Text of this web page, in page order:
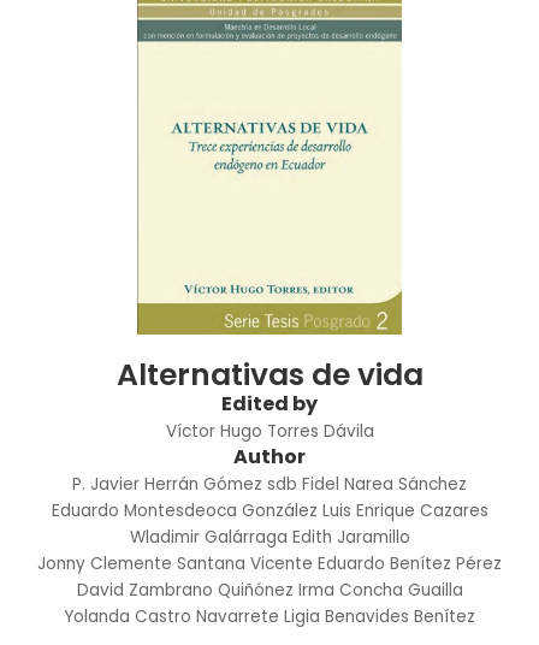
Alternativas de vida
Edited by
Víctor Hugo Torres Dávila
Author
P. Javier Herrán Gómez sdb Fidel Narea Sánchez
Eduardo Montesdeoca González Luis Enrique Cazares
Wladimir Galárraga Edith Jaramillo
Jonny Clemente Santana Vicente Eduardo Benítez Pérez
David Zambrano Quiñónez Irma Concha Guailla
Yolanda Castro Navarrete Ligia Benavides Benítez